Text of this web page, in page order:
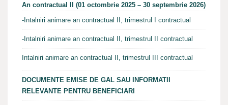
An contractual II (01 octombrie 2025 – 30 septembrie 2026)
-Intalniri animare an contractual II, trimestrul I contractual
-Intalniri animare an contractual II, trimestrul II contractual
Intalniri animare an contractual II, trimestrul III contractual
DOCUMENTE EMISE DE GAL SAU INFORMATII
RELEVANTE PENTRU BENEFICIARI